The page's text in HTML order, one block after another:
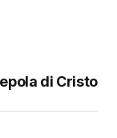
di Cristo